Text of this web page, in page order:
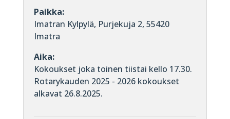
Paikka:
Imatran Kylpylä, Purjekuja 2, 55420
Imatra
Aika:
Kokoukset joka toinen tiistai kello 17.30.
Rotarykauden 2025 - 2026 kokoukset
alkavat 26.8.2025.